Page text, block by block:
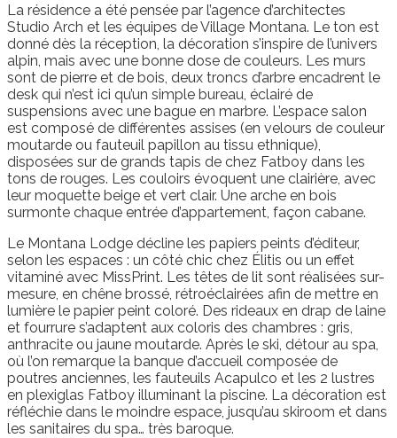
La résidence a été pensée par l’agence d’architectes
Studio Arch et les équipes de Village Montana. Le ton est
donné dès la réception, la décoration s’inspire de l’univers
alpin, mais avec une bonne dose de couleurs. Les murs
sont de pierre et de bois, deux troncs d’arbre encadrent le
desk qui n’est ici qu’un simple bureau, éclairé de
suspensions avec une bague en marbre. L’espace salon
est composé de différentes assises (en velours de couleur
moutarde ou fauteuil papillon au tissu ethnique),
disposées sur de grands tapis de chez Fatboy dans les
tons de rouges. Les couloirs évoquent une clairière, avec
leur moquette beige et vert clair. Une arche en bois
surmonte chaque entrée d’appartement, façon cabane.
Le Montana Lodge décline les papiers peints d’éditeur,
selon les espaces : un côté chic chez Élitis ou un effet
vitaminé avec MissPrint. Les têtes de lit sont réalisées sur-
mesure, en chêne brossé, rétroéclairées afin de mettre en
lumière le papier peint coloré. Des rideaux en drap de laine
et fourrure s’adaptent aux coloris des chambres : gris,
anthracite ou jaune moutarde. Après le ski, détour au spa,
où l’on remarque la banque d’accueil composée de
poutres anciennes, les fauteuils Acapulco et les 2 lustres
en plexiglas Fatboy illuminant la piscine. La décoration est
réfléchie dans le moindre espace, jusqu’au skiroom et dans
les sanitaires du spa… très baroque.